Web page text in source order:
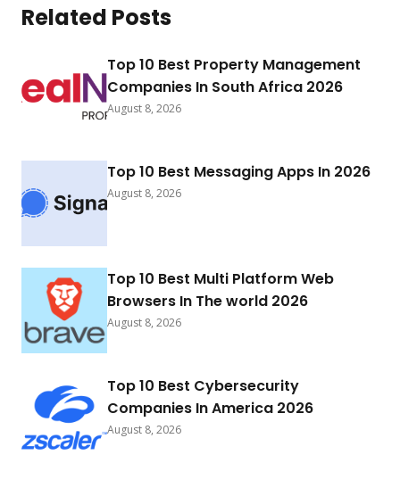
Related Posts
Top 10 Best Property Management
Companies In South Africa 2026
August 8, 2026
Top 10 Best Messaging Apps In 2026
August 8, 2026
Top 10 Best Multi Platform Web
Browsers In The world 2026
August 8, 2026
Top 10 Best Cybersecurity
Companies In America 2026
August 8, 2026